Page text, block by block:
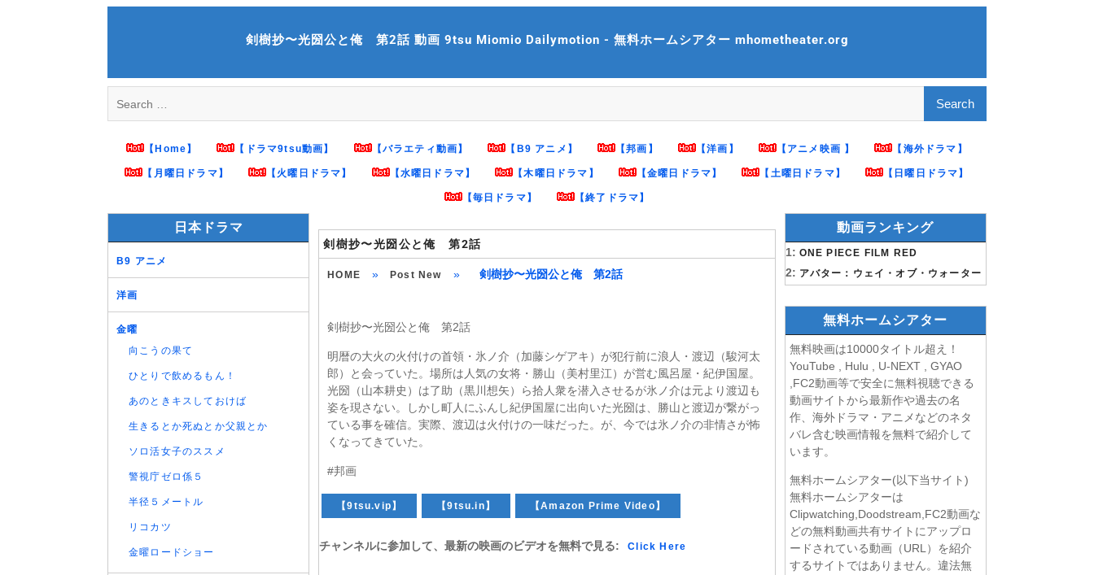
剣樹抄〜光圀公と俺 第2話 動画 9tsu Miomio Dailymotion - 無料ホームシアター mhometheater.org
for:
【Home】 【ドラマ9tsu動画】 【バラエティ動画】 【B9 アニメ】 【邦画】 【洋画】 【アニメ映画 】 【海外ドラマ】
【月曜日ドラマ】 【火曜日ドラマ】 【水曜日ドラマ】 【木曜日ドラマ】 【金曜日ドラマ】 【土曜日ドラマ】 【日曜日ドラマ】
【毎日ドラマ】 【終了ドラマ】
剣樹抄〜光圀公と俺 第2話
HOME » Post New » 剣樹抄〜光圀公と俺 第2話
剣樹抄〜光圀公と俺 第2話
明暦の大火の火付けの首領・氷ノ介（加藤シゲアキ）が犯行前に浪人・渡辺（駿河太
郎）と会っていた。場所は人気の女将・勝山（美村里江）が営む風呂屋・紀伊国屋。
光圀（山本耕史）は了助（黒川想矢）ら拾人衆を潜入させるが氷ノ介は元より渡辺も
姿を現さない。しかし町人にふんし紀伊国屋に出向いた光圀は、勝山と渡辺が繋がっ
ている事を確信。実際、渡辺は火付けの一味だった。が、今では氷ノ介の非情さが怖
くなってきていた。
#邦画
【9tsu.vip】 【9tsu.in】 【Amazon Prime Video】
チャンネルに参加して、最新の映画のビデオを無料で見る: Click Here
動画ランキング
1: ONE PIECE FILM RED
2: アバター：ウェイ・オブ・ウォーター
無料ホームシアター
無料映画は10000タイトル超え！
YouTube , Hulu , U-NEXT , GYAO
,FC2動画等で安全に無料視聴できる
動画サイトから最新作や過去の名
作、海外ドラマ・アニメなどのネタ
バレ含む映画情報を無料で紹介して
います。
無料ホームシアター(以下当サイト)
無料ホームシアターは
Clipwatching,Doodstream,FC2動画な
どの無料動画共有サイトにアップロ
ードされている動画（URL）を紹介
するサイトではありません。違法無
日本ドラマ
B9 アニメ
洋画
金曜
向こうの果て
ひとりで飲めるもん！
あのときキスしておけば
生きるとか死ぬとか父親とか
ソロ活女子のススメ
警視庁ゼロ係５
半径５メートル
リコカツ
金曜ロードショー